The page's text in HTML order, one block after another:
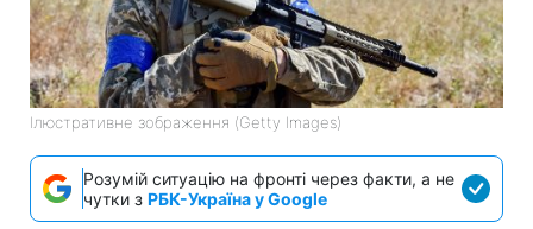
Ілюстративне зображення (Getty Images)
Розумій ситуацію на фронті через факти, а не
чутки з РБК-Україна у Google